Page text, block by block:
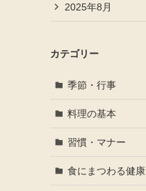
2025年8月
カテゴリー
季節・行事
料理の基本
習慣・マナー
食にまつわる健康